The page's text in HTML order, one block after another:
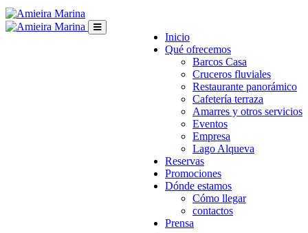
Inicio
Qué ofrecemos
Barcos Casa
Cruceros fluviales
Restaurante panorámico
Cafetería terraza
Amarres y otros servicios
Eventos
Empresa
Lago Alqueva
Reservas
Promociones
Dónde estamos
Cómo llegar
contactos
Prensa